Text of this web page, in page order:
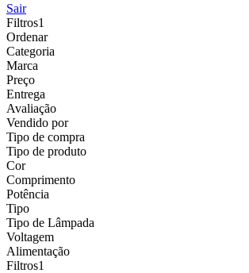
Sair
Filtros1
Ordenar
Categoria
Marca
Preço
Entrega
Avaliação
Vendido por
Tipo de compra
Tipo de produto
Cor
Comprimento
Potência
Tipo
Tipo de Lâmpada
Voltagem
Alimentação
Filtros1